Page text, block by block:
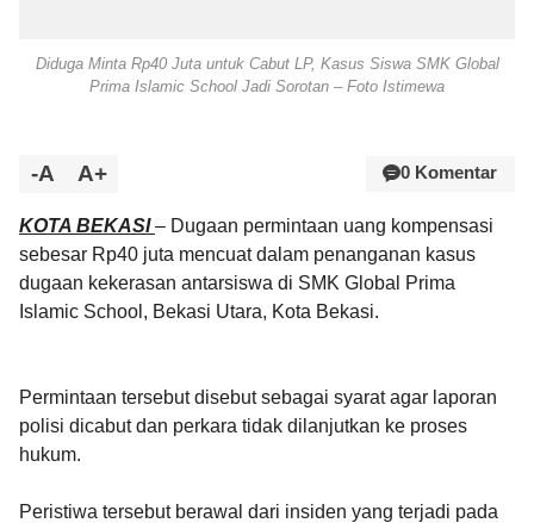
Diduga Minta Rp40 Juta untuk Cabut LP, Kasus Siswa SMK Global
Prima Islamic School Jadi Sorotan – Foto Istimewa
-A A+ 0 Komentar
KOTA BEKASI– Dugaan permintaan uang kompensasi
sebesar Rp40 juta mencuat dalam penanganan kasus
dugaan kekerasan antarsiswa di SMK Global Prima
Islamic School, Bekasi Utara, Kota Bekasi.
Permintaan tersebut disebut sebagai syarat agar laporan
polisi dicabut dan perkara tidak dilanjutkan ke proses
hukum.
Peristiwa tersebut berawal dari insiden yang terjadi pada